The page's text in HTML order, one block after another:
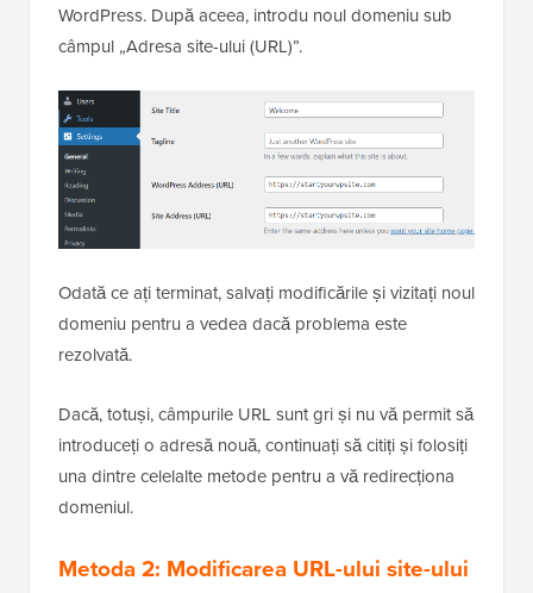
WordPress. După aceea, introdu noul domeniu sub
câmpul „Adresa site-ului (URL)”.
Odată ce ați terminat, salvați modificările și vizitați noul
domeniu pentru a vedea dacă problema este
rezolvată.
Dacă, totuși, câmpurile URL sunt gri și nu vă permit să
introduceți o adresă nouă, continuați să citiți și folosiți
una dintre celelalte metode pentru a vă redirecționa
domeniul.
Metoda 2: Modificarea URL-ului site-ului